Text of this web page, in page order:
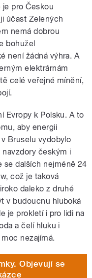
je pro Českou
účast Zelených
nemá dobrou
bohužel
není žádná výhra. A
elektrárnám
celé veřejné mínění,
Evropy k Polsku. A to
aby energii
Bruselu vydobylo
českým i
se dalších nejméně 24
což je taková
daleko z druhé
v budoucnu hluboká
je prokletí i pro lidi na
a čelí hluku i
nezajímá.
Objevují se